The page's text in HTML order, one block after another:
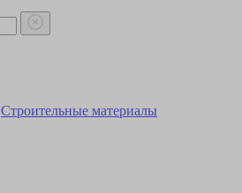
Строительные материалы